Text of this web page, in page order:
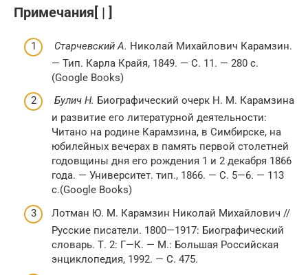
Примечания[ | ]
Старчевский А. Николай Михайлович Карамзин.
— Тип. Карла Крайя, 1849. — С. 11. — 280 с.
(Google Books)
Булич Н. Биографический очерк Н. М. Карамзина
и развитие его литературной деятельности:
Читано на родине Карамзина, в Симбирске, на
юбилейных вечерах в память первой столетней
годовщины дня его рождения 1 и 2 декабря 1866
года. — Университет. тип., 1866. — С. 5—6. — 113
с.(Google Books)
Лотман Ю. М. Карамзин Николай Михайлович //
Русские писатели. 1800—1917: Биографический
словарь. Т. 2: Г—К. — М.: Большая Российская
энциклопедия, 1992. — C. 475.